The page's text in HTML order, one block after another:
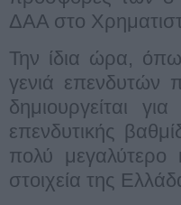
ΔΑΑ στο
Την ίδια ώρα,
γενιά επενδυτών
δημιουργείται για
επενδυτικής
πολύ μεγαλύτερο
στοιχεία της